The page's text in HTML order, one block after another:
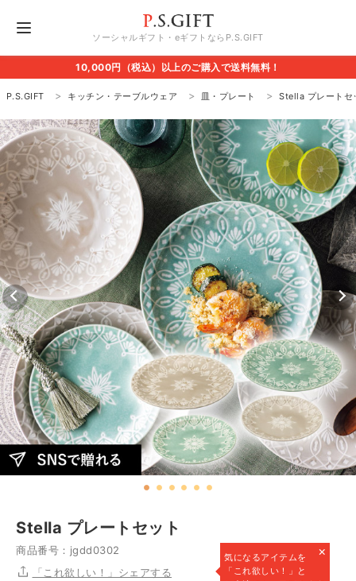
ソーシャルギフト・eギフトならP.S.GIFT
10,000円（税込）以上のご購入で送料無料！
P.S.GIFT キッチン・テーブルウェア 皿・プレート Stella プレートセ
Stella プレートセット
商品番号：jgdd0302 ×
気になるアイテムを
「これ欲しい！」と
「これ欲しい！」シェアする